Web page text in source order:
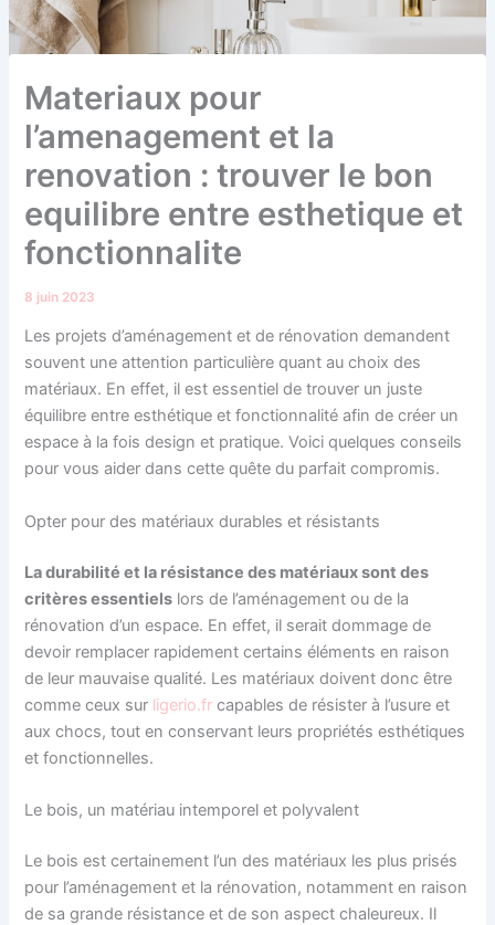
Materiaux pour
l’amenagement et la
renovation : trouver le bon
equilibre entre esthetique et
fonctionnalite
8 juin 2023
Les projets d’aménagement et de rénovation demandent
souvent une attention particulière quant au choix des
matériaux. En effet, il est essentiel de trouver un juste
équilibre entre esthétique et fonctionnalité afin de créer un
espace à la fois design et pratique. Voici quelques conseils
pour vous aider dans cette quête du parfait compromis.
Opter pour des matériaux durables et résistants
La durabilité et la résistance des matériaux sont des
critères essentiels lors de l’aménagement ou de la
rénovation d’un espace. En effet, il serait dommage de
devoir remplacer rapidement certains éléments en raison
de leur mauvaise qualité. Les matériaux doivent donc être
comme ceux sur ligerio.fr capables de résister à l’usure et
aux chocs, tout en conservant leurs propriétés esthétiques
et fonctionnelles.
Le bois, un matériau intemporel et polyvalent
Le bois est certainement l’un des matériaux les plus prisés
pour l’aménagement et la rénovation, notamment en raison
de sa grande résistance et de son aspect chaleureux. Il